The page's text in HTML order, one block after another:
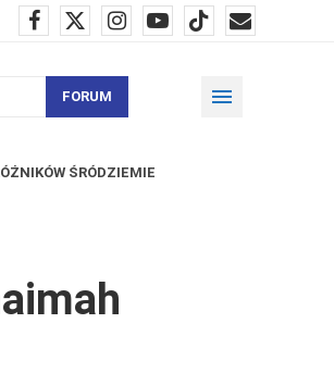
FORUM
ŚRÓDZIEMIE